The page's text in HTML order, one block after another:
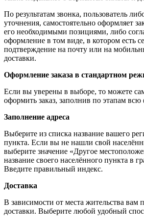
По результатам звонка, пользователь
уточнения, самостоятельно оформляет
его необходимыми позициями, либо
оформление в том виде, в котором есть
подтверждение на почту или на
доставки.
Оформление заказа в стандартном
Если вы уверены в выборе, то можете
оформить заказ, заполнив по этапам всю
Заполнение адреса
Выберите из списка название вашего
пункта. Если вы не нашли свой
выберите значение «Другое
название своего населённого пункта в
Введите правильный индекс.
Доставка
В зависимости от места жительства вам
доставки. Выберите любой удобный